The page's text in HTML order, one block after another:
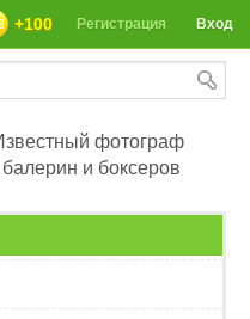
Вход
Регистрация
+100
фотограф
и боксеров